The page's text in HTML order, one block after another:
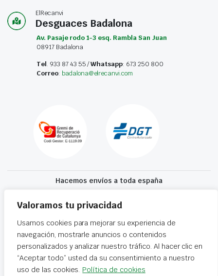
Valoramos tu privacidad
Usamos cookies para mejorar su experiencia de
navegación, mostrarle anuncios o contenidos
personalizados y analizar nuestro tráfico. Al hacer clic en
“Aceptar todo” usted da su consentimiento a nuestro
uso de las cookies. Política de cookies
ElRecanvi
Desguaces Badalona
Av. Pasaje rodo 1-3 esq. Rambla San Juan
08917 Badalona
Tel. 933 87 43 55 /Whatsapp: 673 250 800
Correo: badalona@elrecanvi.com
Hacemos envíos a toda españa
Recibe tu recambio en 24-72 horas
Desguaces El Recanvi 2026 ©Condiciones generales·Declaración de